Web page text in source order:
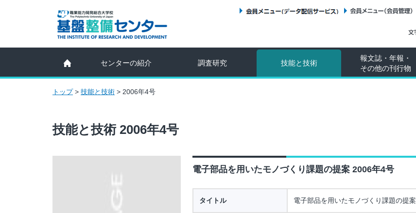
センターの紹介 調査研究 技能と技術
報文誌・年報・
その他の刊行物
トップ> 技能と技術 > 2006年4号
技能と技術 2006年4号
電子部品を用いたモノづくり課題の提案 2006年4号
タイトル 電子部品を用いたモノづくり課題の提案